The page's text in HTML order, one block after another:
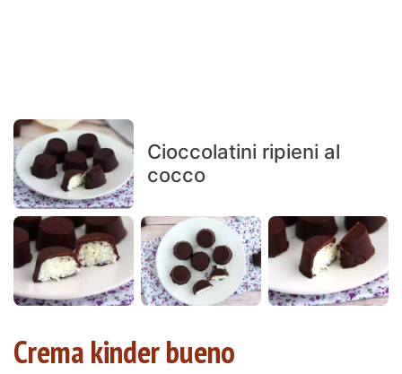
Cioccolatini ripieni al
cocco
Crema kinder bueno